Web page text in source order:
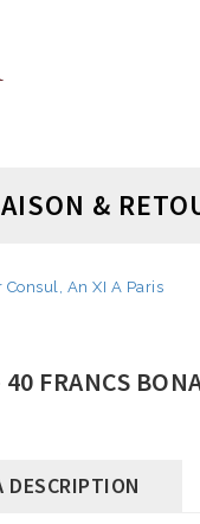
&
An XI A Paris
FRANCS
DESCRIPTION